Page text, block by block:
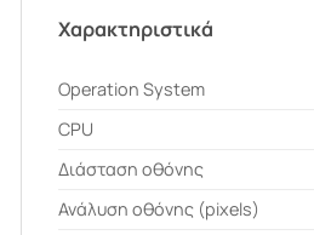
Χαρακτηριστικά
Operation System
CPU
Διάσταση οθόνης
Ανάλυση οθόνης (pixels)